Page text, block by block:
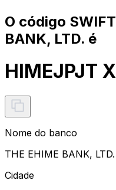
O código
BANK, LTD. é
HIMEJPJT
Nome do banco
THE EHIME BANK, LTD.
Cidade